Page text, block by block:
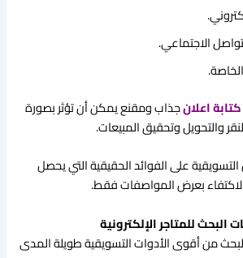
الاجتماعي.
اعلانجذاب ومقنع يمكن أن تؤثر بصورة
والتحويل وتحقيق المبيعات.
على الفوائد الحقيقية التي يحصل
بعرض المواصفات فقط.
للمتاجر الإلكترونية
من أقوى الأدوات التسويقية طويلة المدى